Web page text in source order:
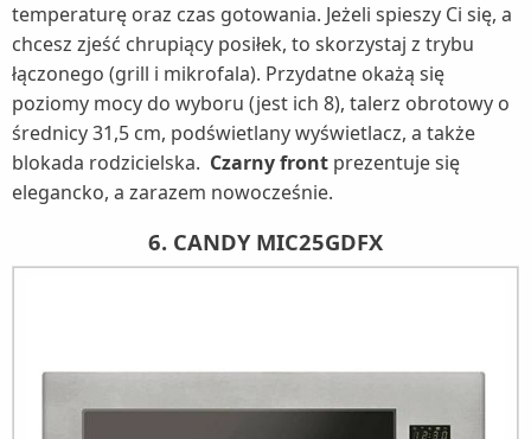
temperaturę oraz czas gotowania. Jeżeli spieszy Ci się, a
chcesz zjeść chrupiący posiłek, to skorzystaj z trybu
łączonego (grill i mikrofala). Przydatne okażą się
poziomy mocy do wyboru (jest ich 8), talerz obrotowy o
średnicy 31,5 cm, podświetlany wyświetlacz, a także
blokada rodzicielska. Czarny front prezentuje się
elegancko, a zarazem nowocześnie.
6. CANDY MIC25GDFX